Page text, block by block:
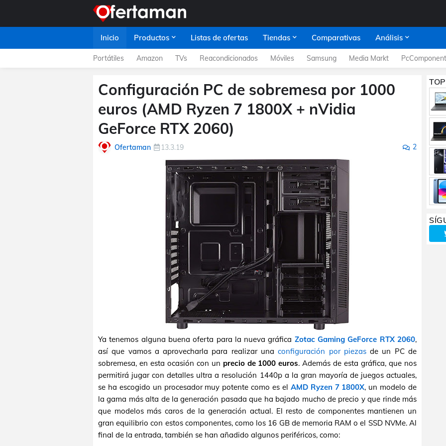
Inicio Productos Listas de ofertas Tiendas Comparativas Análisis
Portátiles Amazon TVs Reacondicionados Móviles Samsung Media Markt
Configuración PC de sobremesa por 1000
euros (AMD Ryzen 7 1800X + nVidia
GeForce RTX 2060)
Ofertaman 13.3.19 2
Ya tenemos alguna buena oferta para la nueva gráfica Zotac Gaming GeForce RTX 2060,
así que vamos a aprovecharla para realizar unaconfiguración por piezasde un PC de
sobremesa, en esta ocasión con un precio de 1000 euros. Además de esta gráfica, que nos
permitirá jugar con detalles ultra a resolución 1440p a la gran mayoría de juegos actuales,
se ha escogido un procesador muy potente como es el AMD Ryzen 7 1800X, un modelo de
la gama más alta de la generación pasada que ha bajado mucho de precio y que rinde más
que modelos más caros de la generación actual. El resto de componentes mantienen un
gran equilibrio con estos componentes, como los 16 GB de memoria RAM o el SSD NVMe. Al
final de la entrada, también se han añadido algunos periféricos, como: